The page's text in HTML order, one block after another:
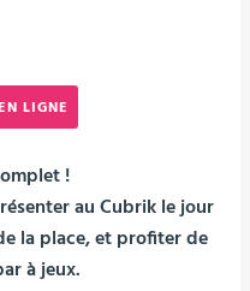
LIGNE
!
au Cubrik le jour
la place, et profiter de
à jeux.